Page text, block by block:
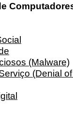
(Malware)
(Denial